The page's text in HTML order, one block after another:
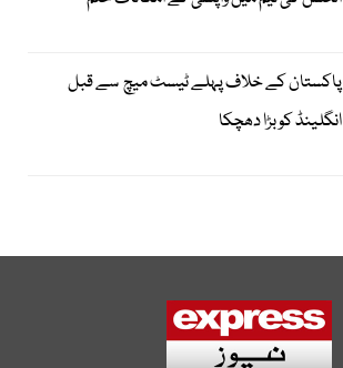
پاکستان کے خلاف پہلے ٹیسٹ میچ سے قبل
انگلینڈ کو بڑا دھچکا